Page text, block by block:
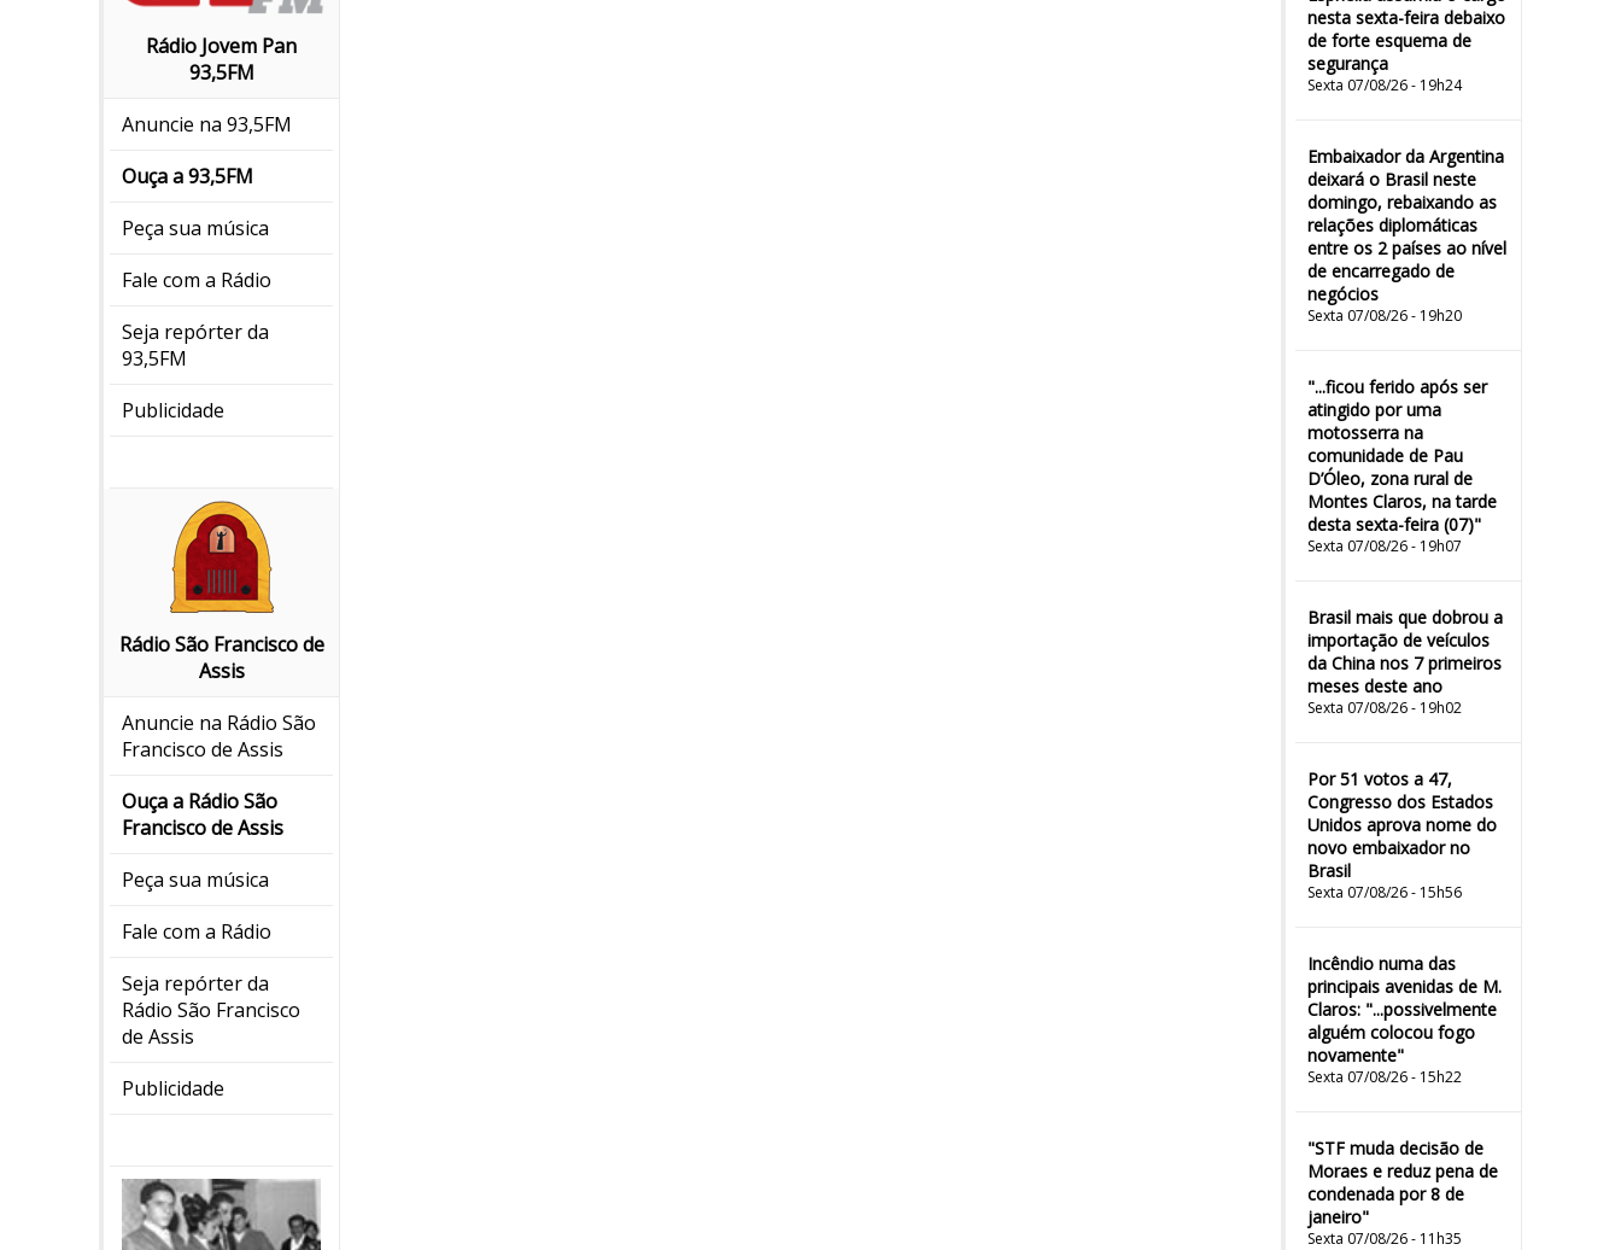
Rádio Jovem Pan
93,5FM
Anuncie na 93,5FM
Ouça a 93,5FM
Peça sua música
Fale com a Rádio
Seja repórter da
93,5FM
Publicidade
Rádio São Francisco de
Assis
Anuncie na Rádio São
Francisco de Assis
Ouça a Rádio São
Francisco de Assis
Peça sua música
Fale com a Rádio
Seja repórter da
Rádio São Francisco
de Assis
Publicidade
nesta sexta-feira debaixo
de forte esquema de
segurança
Sexta 07/08/26 - 19h24
Embaixador da Argentina
deixará o Brasil neste
domingo, rebaixando as
relações diplomáticas
entre os 2 países ao nível
de encarregado de
negócios
Sexta 07/08/26 - 19h20
"...ficou ferido após ser
atingido por uma
motosserra na
comunidade de Pau
D’Óleo, zona rural de
Montes Claros, na tarde
desta sexta-feira (07)"
Sexta 07/08/26 - 19h07
Brasil mais que dobrou a
importação de veículos
da China nos 7 primeiros
meses deste ano
Sexta 07/08/26 - 19h02
Por 51 votos a 47,
Congresso dos Estados
Unidos aprova nome do
novo embaixador no
Brasil
Sexta 07/08/26 - 15h56
Incêndio numa das
principais avenidas de M.
Claros: "...possivelmente
alguém colocou fogo
novamente"
Sexta 07/08/26 - 15h22
"STF muda decisão de
Moraes e reduz pena de
condenada por 8 de
janeiro"
Sexta 07/08/26 - 11h35